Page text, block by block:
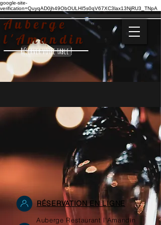
google-site-
verification=QuyqAD0jh49ObOULHI5s0qV67XC3lax13NjRU3_TNpA
Auberge
l'Amandin
Réserver votre table !
RÉSERVATION EN LIGNE
Auberge Restaurant l'Amandin